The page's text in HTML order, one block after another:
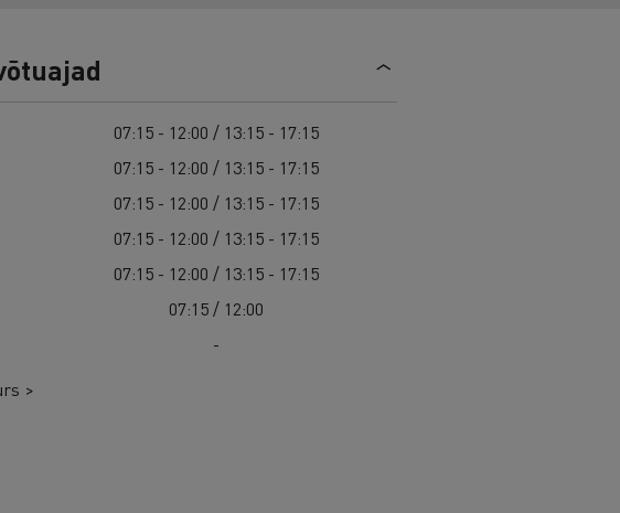
07:15 - 12:00 / 13:15 - 17:15
07:15 - 12:00 / 13:15 - 17:15
07:15 - 12:00 / 13:15 - 17:15
07:15 - 12:00 / 13:15 - 17:15
07:15 - 12:00 / 13:15 - 17:15
07:15 / 12:00
-
>